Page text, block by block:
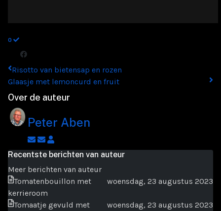
0
Risotto van bietensap en rozen
Glaasje met lemoncurd en fruit
Over de auteur
Peter Aben
Abonneer
op
updates
Afmelden
op
van
auteur
Peter
Aben
Recentste berichten van auteur
Meer berichten van auteur
woensdag, 23 augustus 2023
Tomatenbouillon met
kerrieroom
woensdag, 23 augustus 2023
Tomaatje gevuld met